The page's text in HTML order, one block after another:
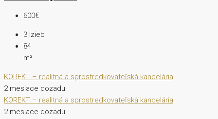
600€
3 Izieb
84
m²
KOREKT – realitná a sprostredkovateľská kancelária
2 mesiace dozadu
KOREKT – realitná a sprostredkovateľská kancelária
2 mesiace dozadu